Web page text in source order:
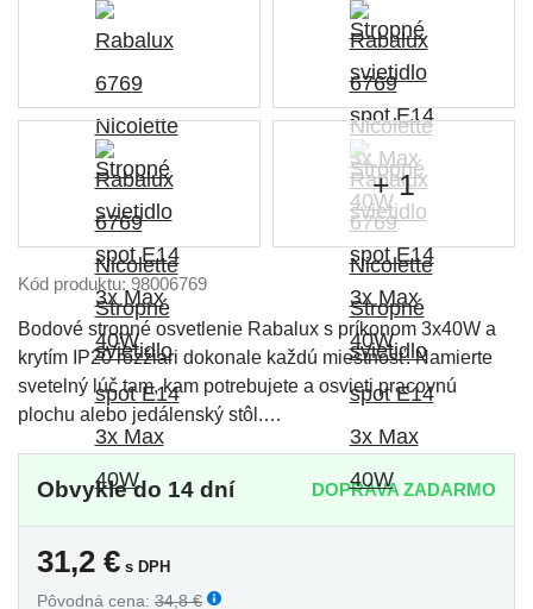
+ 1
Kód produktu: 98006769
Bodové stropné osvetlenie Rabalux s príkonom 3x40W a
krytím IP20 rozžiari dokonale každú miestnosť. Namierte
svetelný lúč tam, kam potrebujete a osvieti pracovnú
plochu alebo jedálenský stôl.…
Obvykle do 14 dní DOPRAVA ZADARMO
31,2 € s DPH
Pôvodná cena: 34,8 €